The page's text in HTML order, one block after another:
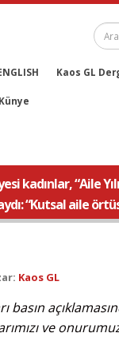
Kaos GL
Künye
kadınlar, “Aile
“Kutsal aile
Kaos GL
basın
ve